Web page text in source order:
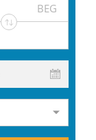
BEG